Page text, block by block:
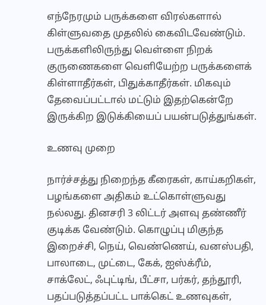
எந்நேரமும் பருக்களை விரல்களால்
கிள்ளுவதை முதலில் கைவிடவேண்டும்.
பருக்களிலிருந்து வெள்ளை நிறக்
குருணைகளை வெளியேற்ற பருக்களைக்
கிள்ளாதீர்கள், பிதுக்காதீர்கள். மிகவும்
தேவைப்பட்டால் மட்டும் இதற்கென்றே
இருக்கிற இடுக்கியைப் பயன்படுத்துங்கள்.
உணவு முறை
நார்ச்சத்து நிறைந்த கீரைகள், காய்கறிகள்,
பழங்களை அதிகம் உட்கொள்ளுவது
நல்லது. தினசரி 3 லிட்டர் அளவு தண்ணீர்
குடிக்க வேண்டும். கொழுப்பு மிகுந்த
இறைச்சி, நெய், வெண்ணெய், வனஸ்பதி,
பாலாடை, முட்டை, கேக், ஐஸ்க்ரீம்,
சாக்லேட், ஃபுட்டிங், பீட்சா, பர்கர், தந்தூரி,
பதப்படுத்தப்பட்ட பாக்கெட் உணவுகள்,